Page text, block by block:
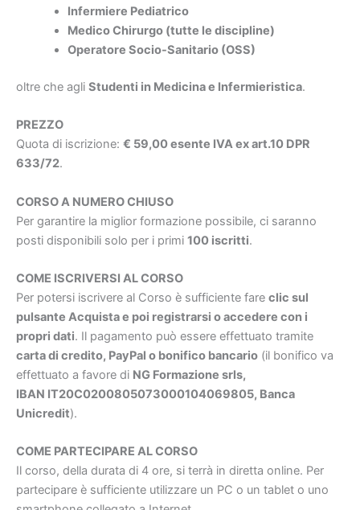
Infermiere Pediatrico
Medico Chirurgo (tutte le discipline)
Operatore Socio-Sanitario (OSS)
oltre che agli Studenti in Medicina e Infermieristica.
PREZZO
Quota di iscrizione: € 59,00 esente IVA ex art.10 DPR
633/72.
CORSO A NUMERO CHIUSO
Per garantire la miglior formazione possibile, ci saranno
posti disponibili solo per i primi 100 iscritti.
COME ISCRIVERSI AL CORSO
Per potersi iscrivere al Corso è sufficiente fare clic sul
pulsante Acquista e poi registrarsi o accedere con i
propri dati. Il pagamento può essere effettuato tramite
carta di credito, PayPal o bonifico bancario (il bonifico va
effettuato a favore di NG Formazione srls,
IBAN IT20C0200805073000104069805, Banca
Unicredit).
COME PARTECIPARE AL CORSO
Il corso, della durata di 4 ore, si terrà in diretta online. Per
partecipare è sufficiente utilizzare un PC o un tablet o uno